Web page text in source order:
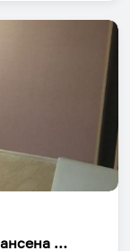
Апартаменты Надежда на улице Нансена 54